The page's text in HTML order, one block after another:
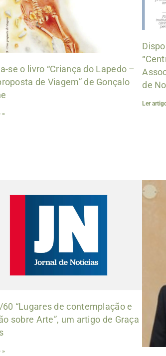
se o livro “Criança do Lapedo –
de Viagem” de Gonçalo
»
de
Ler
“Lugares de contemplação e
sobre Arte”, um artigo de Graça
»